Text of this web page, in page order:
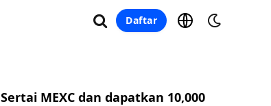
Daftar
Sertai MEXC dan dapatkan 10,000